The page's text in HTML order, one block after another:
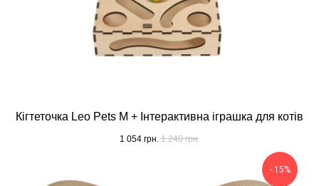
Кігтеточка Leo Pets M + Інтерактивна іграшка для котів
1 054 грн. 1 240 грн.
- 15%